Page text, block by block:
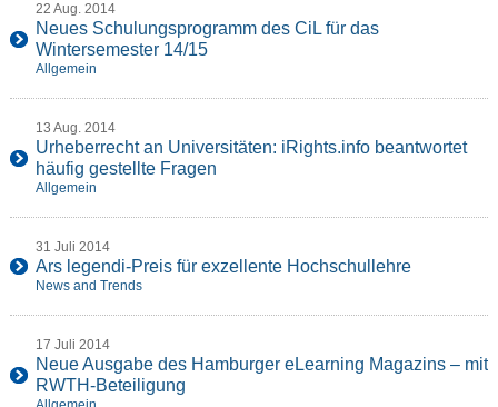
22 Aug. 2014
Neues Schulungsprogramm des CiL für das
Wintersemester 14/15
Allgemein
13 Aug. 2014
Urheberrecht an Universitäten: iRights.info beantwortet
häufig gestellte Fragen
Allgemein
31 Juli 2014
Ars legendi-Preis für exzellente Hochschullehre
News and Trends
17 Juli 2014
Neue Ausgabe des Hamburger eLearning Magazins – mit
RWTH-Beteiligung